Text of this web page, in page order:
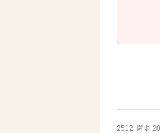
2512. 匿名